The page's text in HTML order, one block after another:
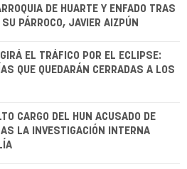
DE HUARTE Y ENFADO TRAS
PÁRROCO, JAVIER AIZPÚN
EL TRÁFICO POR EL ECLIPSE:
QUE QUEDARÁN CERRADAS A LOS
CARGO DEL HUN ACUSADO DE
LA INVESTIGACIÓN INTERNA